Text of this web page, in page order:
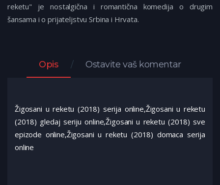
reketu" je nostalgična i romantična komedija o drugim
šansama i o prijateljstvu Srbina i Hrvata.
Opis Ostavite vaš komentar
Žigosani u reketu (2018) serija online,Žigosani u reketu
(2018) gledaj seriju online,Žigosani u reketu (2018) sve
epizode online,Žigosani u reketu (2018) domaca serija
online